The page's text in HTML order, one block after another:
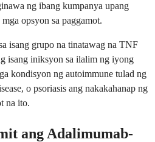
ng ibang kumpanya upang
opsyon sa paggamot.
isang grupo na tinatawag na TNF
isang iniksyon sa ilalim ng iyong
kondisyon ng autoimmune tulad ng
o psoriasis ang nakakahanap ng
na ito.
ang Adalimumab-